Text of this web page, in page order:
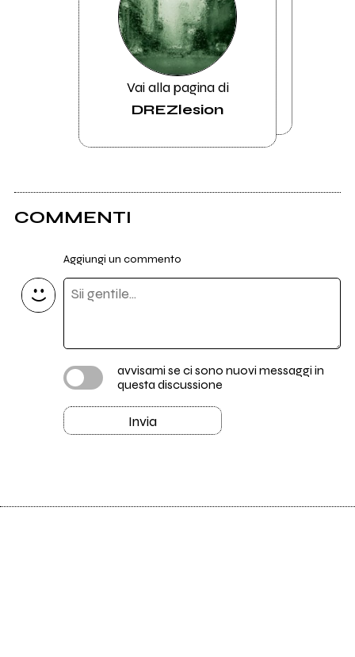
Vai alla pagina di
DREZlesion
COMMENTI
Aggiungi un commento
avvisami se ci sono nuovi messaggi in
questa discussione
Invia